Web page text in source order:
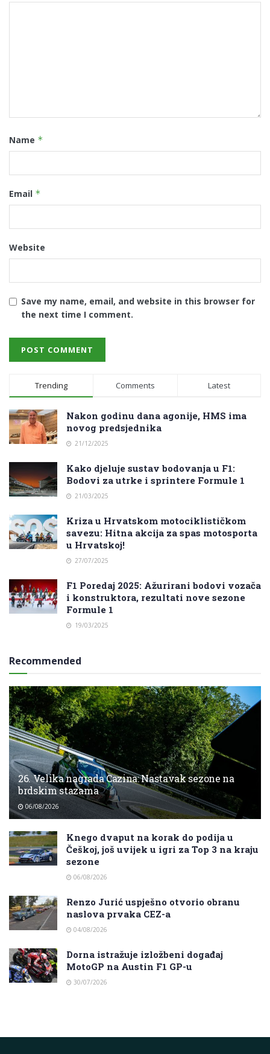
Name *
Email *
Website
Save my name, email, and website in this browser for
the next time I comment.
Trending Comments Latest
Nakon godinu dana agonije, HMS ima
novog predsjednika
21/12/2025
Kako djeluje sustav bodovanja u F1:
Bodovi za utrke i sprintere Formule 1
21/03/2025
Kriza u Hrvatskom motociklističkom
savezu: Hitna akcija za spas motosporta
u Hrvatskoj!
27/07/2025
F1 Poredaj 2025: Ažurirani bodovi vozača
i konstruktora, rezultati nove sezone
Formule 1
19/03/2025
Recommended
26. Velika nagrada Cazina: Nastavak sezone na
brdskim stazama
06/08/2026
Knego dvaput na korak do podija u
Češkoj, još uvijek u igri za Top 3 na kraju
sezone
06/08/2026
Renzo Jurić uspješno otvorio obranu
naslova prvaka CEZ-a
04/08/2026
Dorna istražuje izložbeni događaj
MotoGP na Austin F1 GP-u
30/07/2026